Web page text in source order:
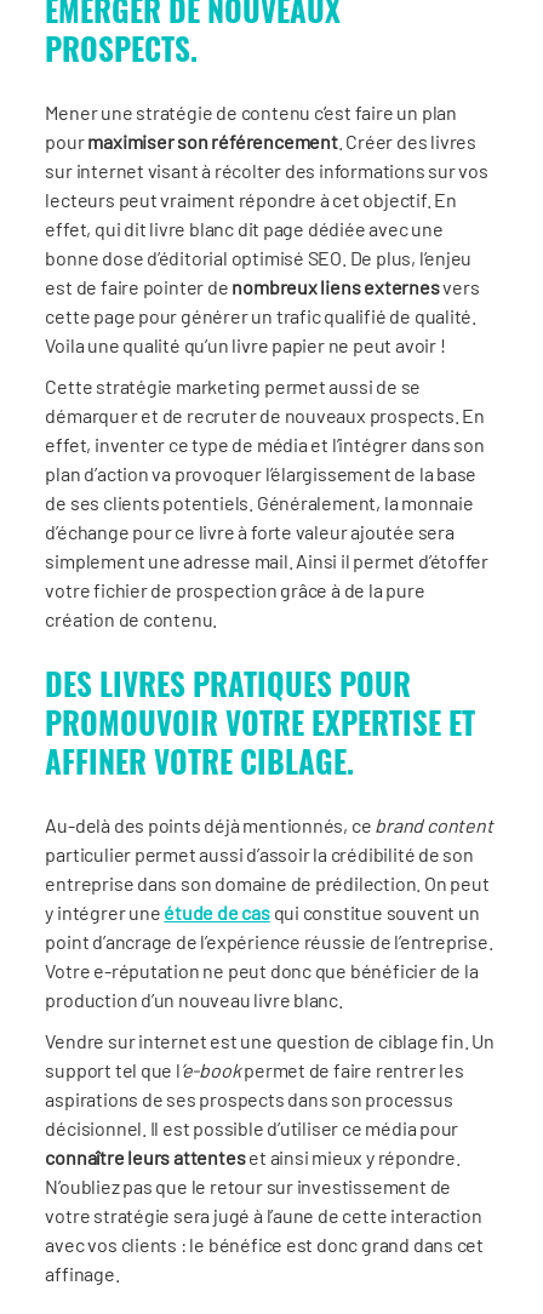
ÉMERGER DE NOUVEAUX
PROSPECTS.
Mener une stratégie de contenu c’est faire un plan
pourmaximiser son référencement. Créer des livres
sur internet visant à récolter des informations sur vos
lecteurs peut vraiment répondre à cet objectif. En
effet, qui dit livre blanc dit page dédiée avec une
bonne dose d’éditorial optimisé SEO. De plus, l’enjeu
est de faire pointer de nombreux liens externesvers
cette page pour générer un trafic qualifié de qualité.
Voila une qualité qu’un livre papier ne peut avoir !
Cette stratégie marketing permet aussi de se
démarquer et de recruter de nouveaux prospects. En
effet, inventer ce type de média et l’intégrer dans son
plan d’action va provoquer l’élargissement de la base
de ses clients potentiels. Généralement, la monnaie
d’échange pour ce livre à forte valeur ajoutée sera
simplement une adresse mail. Ainsi il permet d’étoffer
votre fichier de prospection grâce à de la pure
création de contenu.
DES LIVRES PRATIQUES POUR
PROMOUVOIR VOTRE EXPERTISE ET
AFFINER VOTRE CIBLAGE.
Au-delà des points déjà mentionnés, ce brand content
particulier permet aussi d’assoir la crédibilité de son
entreprise dans son domaine de prédilection. On peut
y intégrer une étude de casqui constitue souvent un
point d’ancrage de l’expérience réussie de l’entreprise.
Votre e-réputation ne peut donc que bénéficier de la
production d’un nouveau livre blanc.
Vendre sur internet est une question de ciblage fin. Un
support tel que l’e-bookpermet de faire rentrer les
aspirations de ses prospects dans son processus
décisionnel. Il est possible d’utiliser ce média pour
connaître leurs attenteset ainsi mieux y répondre.
N’oubliez pas que le retour sur investissement de
votre stratégie sera jugé à l’aune de cette interaction
avec vos clients : le bénéfice est donc grand dans cet
affinage.